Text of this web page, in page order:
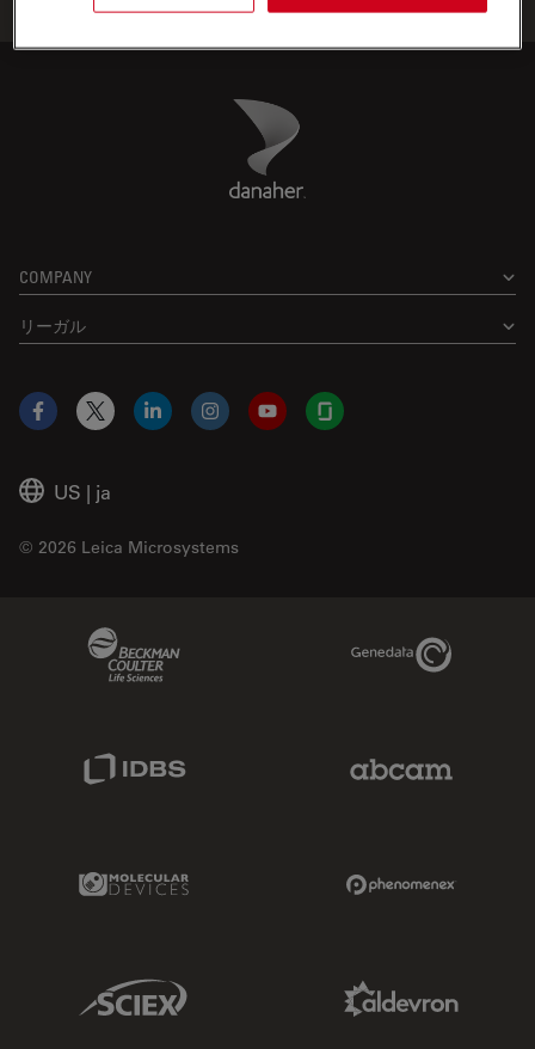
学びと共有 ウェビナー
Danaher Logo
COMPANY
リーガル
US | ja
© 2026 Leica Microsystems
Facebook
X LinkedInInstagramYouTubeGlassdoor
Genedata Link
Molecular Devices Link
Sciex Link